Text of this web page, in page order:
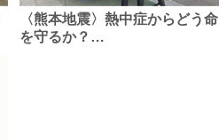
〈熊本地震〉熱中症からどう命
を守るか？…